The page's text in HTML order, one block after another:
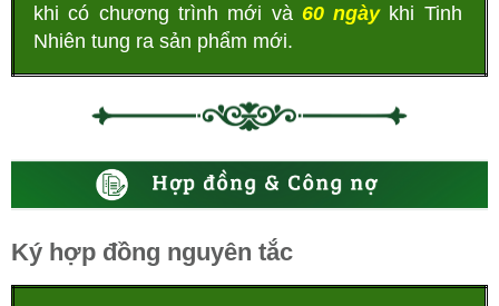
khi có chương trình mới và 60 ngày khi Tinh
Nhiên tung ra sản phẩm mới.
Ký hợp đồng nguyên tắc